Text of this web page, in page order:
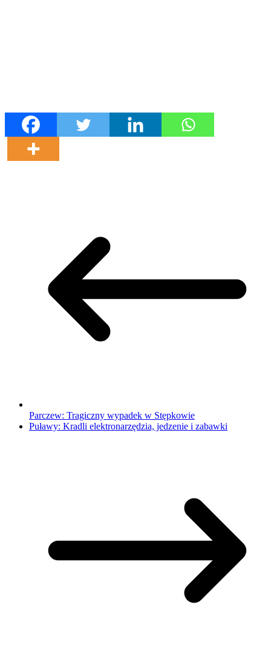
Parczew: Tragiczny wypadek w Stępkowie
Puławy: Kradli elektronarzędzia, jedzenie i zabawki